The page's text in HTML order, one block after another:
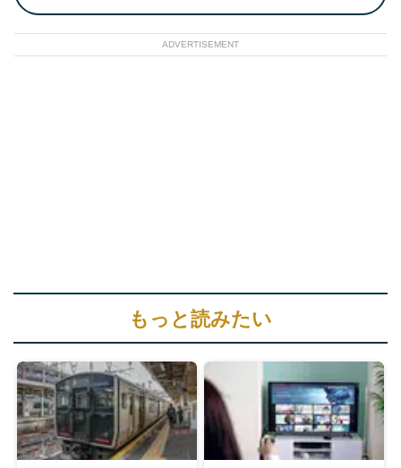
ADVERTISEMENT
もっと読みたい